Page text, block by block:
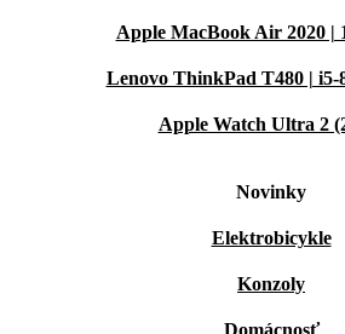
Apple MacBook Air 2020 |
Lenovo ThinkPad T480 | i5-
Apple Watch Ultra 2
Novinky
Elektrobicykle
Konzoly
Domácnosť